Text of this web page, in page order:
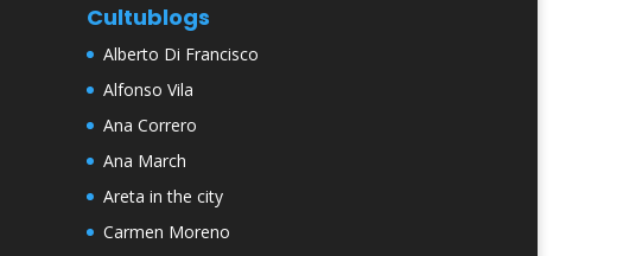
Cultublogs
Alberto Di Francisco
Alfonso Vila
Ana Correro
Ana March
Areta in the city
Carmen Moreno